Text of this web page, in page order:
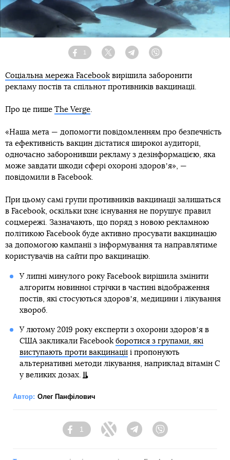
Facebook
1
Twitter TelegramViber
Соціальна мережа Facebook вирішила заборонити
рекламу постів та спільнот противників вакцинації.
Про це пише The Verge.
«Наша мета — допомогти повідомленням про безпечність
та ефективність вакцин дістатися широкої аудиторії,
одночасно заборонивши рекламу з дезінформацією, яка
може завдати шкоди сфері охороні здоровʼя», —
повідомили в Facebook.
При цьому самі групи противників вакцинації залишаться
в Facebook, оскільки їхнє існування не порушує правил
соцмережі. Зазначають, що поряд з новою рекламною
політикою Facebook буде активно просувати вакцинацію
за допомогою кампанії з інформування та направлятиме
користувачів на сайти про вакцинацію.
У липні минулого року Facebook вирішила змінити
алгоритм новинної стрічки в частині відображення
постів, які стосуються здоровʼя, медицини і лікування
хвороб.
У лютому 2019 року експерти з охорони здоровʼя в
США закликали Facebook боротися з групами, які
виступають проти вакцинаціїі пропонують
альтернативні методи лікування, наприклад вітамін С
у великих дозах.
Автор: Олег Панфілович
Facebook
1
Twitter Telegram